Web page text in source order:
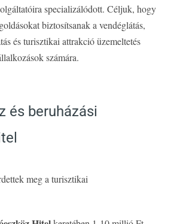
specializálódott. Céljuk, hogy
biztosítsanak a vendéglátás,
és turisztikai attrakció üzemeltetés
számára.
és beruházási
meg a turisztikai